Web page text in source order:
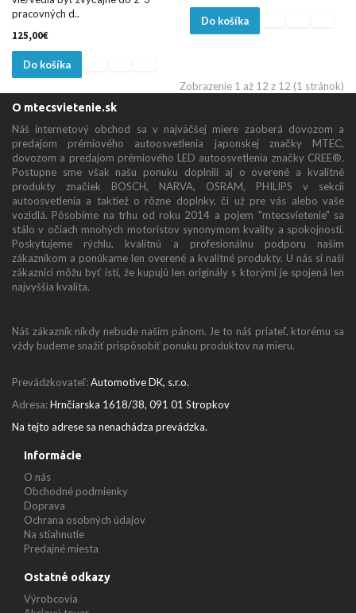
pracovných d..
125,00€
Do košíka
Do košíka
Zobrazenie 1 až 12 z 12 (1 stránok)
O mtecsvietenie.sk
Náš internetový obchod sa v najväčšej miere zaoberá dovozom a
predajom prémiového autoosvetlenia japonskej značky MTEC,
dovozom a predajom prémiového LED autoosvetlenia značky CREE®.
Postupne sme však našu ponuku doplnili aj o overené a kvalitné
produkty značiek BOSCH, NARVA, OSRAM, PHILIPS v sekcii
autoosvetlenia a taktiež o rôzne doplnky, či už pre vás alebo vaše
vozidlá. Pôsobíme na trhu od roku 2014 a pojem "mtecsvietenie" sa
stálo v očiach mnohých motoristov synonymom kvality a spokojnosti.
Poskytujeme rýchlu, kvalitnú a profesionálnu podporu našim
zákazníkom a ponúkame len overené a kvalitné produkty. U nás si naši
zákazníci môžu byť istí, že kupujú len originály s ktorými je spojená len
najvyššia kvalita.
Náš zákazník nikdy nebude našim pánom. Je to náš priateľ, ktorému sa
vždy budeme snažiť prispôsobiť ponuku produktov na mieru.
Prevádzkovateľ:Automotive DK, s.r.o.
Adresa:Hrnčiarska 1618/38, 091 01 Stropkov
Na tejto adrese sa nenachádza prevádzka.
Informácie
O nás
Obchodné podmienky
Doprava
Ochrana osobných údajov
Na stiahnutie
Predajné miesta
Ostatné odkazy
Výrobcovia